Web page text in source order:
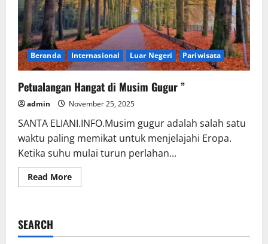
Beranda Internasional Luar Negeri Pariwisata
Petualangan Hangat di Musim Gugur ”
admin November 25, 2025
SANTA ELIANI.INFO.Musim gugur adalah salah satu
waktu paling memikat untuk menjelajahi Eropa.
Ketika suhu mulai turun perlahan...
Read MoreRead
more
Gugur
SEARCH